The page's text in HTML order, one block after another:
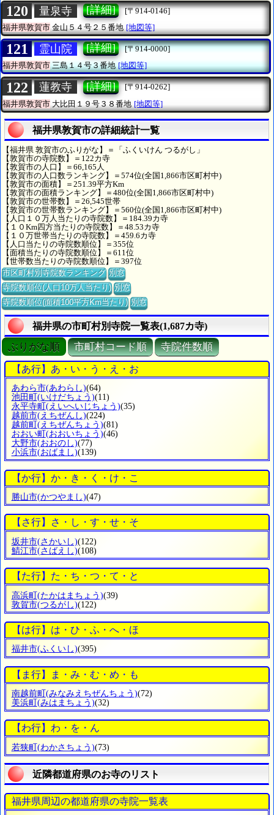
120 量泉寺 [詳細]
[〒914-0146]
福井県敦賀市金山５４号２５番地 [地図等]
121 霊山院 [詳細]
[〒914-0000]
福井県敦賀市三島１４号３番地 [地図等]
122 蓮教寺 [詳細]
[〒914-0262]
福井県敦賀市 大比田１９号３８番地 [地図等]
福井県敦賀市の詳細統計一覧
【福井県 敦賀市のふりがな】＝「ふくいけん つるがし」
【敦賀市の寺院数】＝122カ寺
【敦賀市の人口】＝66,165人
【敦賀市の人口数ランキング】＝574位(全国1,866市区町村中)
【敦賀市の面積】＝251.39平方Km
【敦賀市の面積ランキング】＝480位(全国1,866市区町村中)
【敦賀市の世帯数】＝26,545世帯
【敦賀市の世帯数ランキング】＝560位(全国1,866市区町村中)
【人口１０万人当たりの寺院数】＝184.39カ寺
【１０Km四方当たりの寺院数】＝48.53カ寺
【１０万世帯当たりの寺院数】＝459.6カ寺
【人口当たりの寺院数順位】＝355位
【面積当たりの寺院数順位】＝611位
【世帯数当たりの寺院数順位】＝397位
市区町村別寺院数ランキング 別窓
寺院数順位(人口10万人当たり) 別窓
寺院数順位(面積100平方Km当たり) 別窓
福井県の市町村別寺院一覧表(1,687カ寺)
ぶりがな順 市町村コード順 寺院件数順
【あ行】あ・い・う・え・お
あわら市(あわらし)(64)
池田町 (いけだちょう)(11)
永平寺町 (えいへいじちょう)(35)
越前市(えちぜんし)(224)
越前町 (えちぜんちょう)(81)
おおい町 (おおいちょう)(46)
大野市(おおのし)(77)
小浜市(おばまし)(139)
【か行】か・き・く・け・こ
勝山市(かつやまし)(47)
【さ行】さ・し・す・せ・そ
坂井市(さかいし)(122)
鯖江市(さばえし)(108)
【た行】た・ち・つ・て・と
高浜町(たかはまちょう)(39)
敦賀市(つるがし)(122)
【は行】は・ひ・ふ・へ・ほ
福井市(ふくいし)(395)
【ま行】ま・み・む・め・も
南越前町 (みなみえちぜんちょう)(72)
美浜町 (みはまちょう)(32)
【わ行】わ・を・ん
若狭町 (わかさちょう)(73)
近隣都道府県のお寺のリスト
福井県周辺の都道府県の寺院一覧表